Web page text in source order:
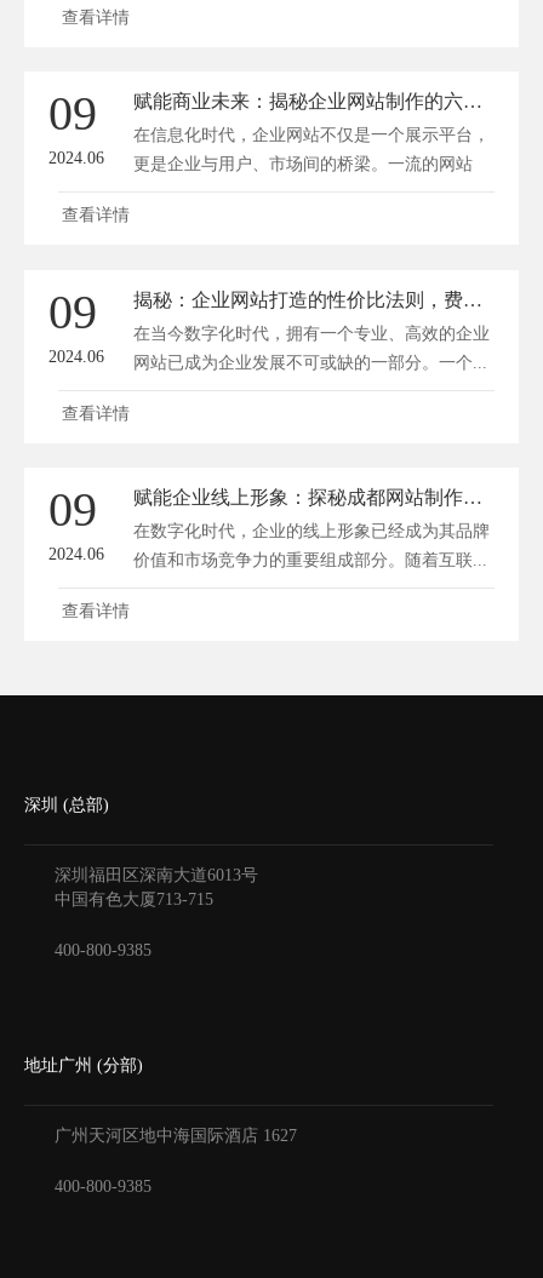
查看详情
09
2024.06
赋能商业未来：揭秘企业网站制作的六大黄金法则
在信息化时代，企业网站不仅是一个展示平台，
更是企业与用户、市场间的桥梁。一流的网站
设...
查看详情
09
2024.06
揭秘：企业网站打造的性价比法则，费用揭秘！
在当今数字化时代，拥有一个专业、高效的企业
网站已成为企业发展不可或缺的一部分。一个...
查看详情
09
2024.06
赋能企业线上形象：探秘成都网站制作的创意之道
在数字化时代，企业的线上形象已经成为其品牌
价值和市场竞争力的重要组成部分。随着互联...
查看详情
深圳 (总部)
深圳福田区深南大道6013号
中国有色大厦 713-715
400-800-9385
地址广州 (分部)
广州天河区地中海国际酒店 1627
400-800-9385